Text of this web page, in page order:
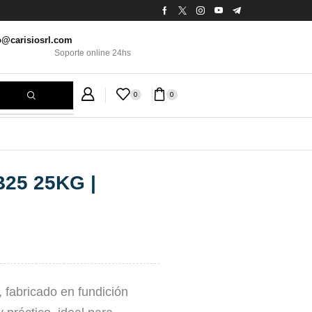
Soporte online 24hs
0 0
25KG |
fabricado en fundición